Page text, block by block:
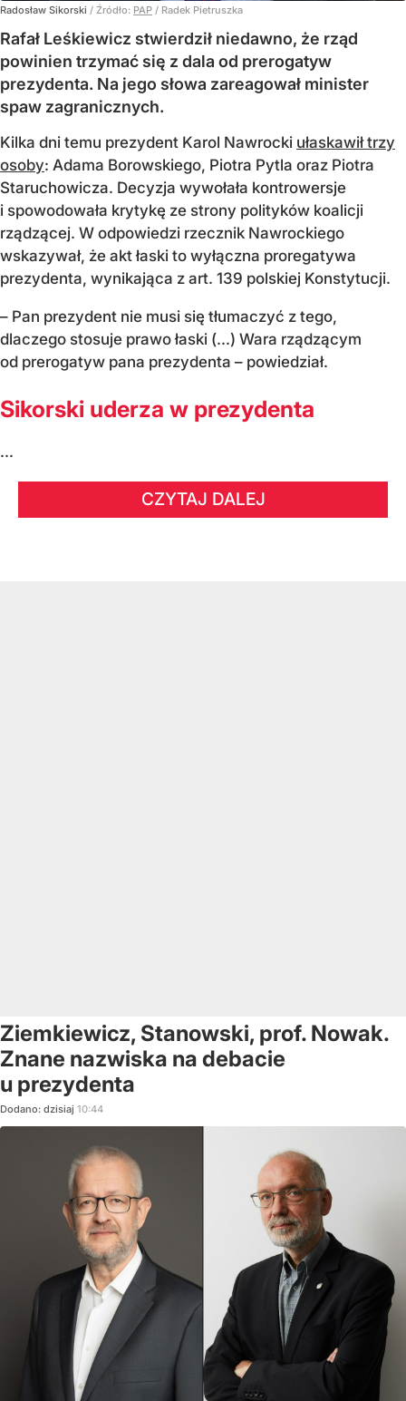
Radosław Sikorski / Źródło: PAP / Radek Pietruszka
Rafał Leśkiewicz stwierdził niedawno, że rząd
powinien trzymać się z dala od prerogatyw
prezydenta. Na jego słowa zareagował minister
spaw zagranicznych.
Kilka dni temu prezydent Karol Nawrocki ułaskawił trzy
osoby: Adama Borowskiego, Piotra Pytla oraz Piotra
Staruchowicza. Decyzja wywołała kontrowersje
i spowodowała krytykę ze strony polityków koalicji
rządzącej. W odpowiedzi rzecznik Nawrockiego
wskazywał, że akt łaski to wyłączna proregatywa
prezydenta, wynikająca z art. 139 polskiej Konstytucji.
– Pan prezydent nie musi się tłumaczyć z tego,
dlaczego stosuje prawo łaski (...) Wara rządzącym
od prerogatyw pana prezydenta – powiedział.
Sikorski uderza w prezydenta
...
CZYTAJ DALEJ
Ziemkiewicz, Stanowski, prof. Nowak.
Znane nazwiska na debacie
u prezydenta
Dodano: dzisiaj 10:44